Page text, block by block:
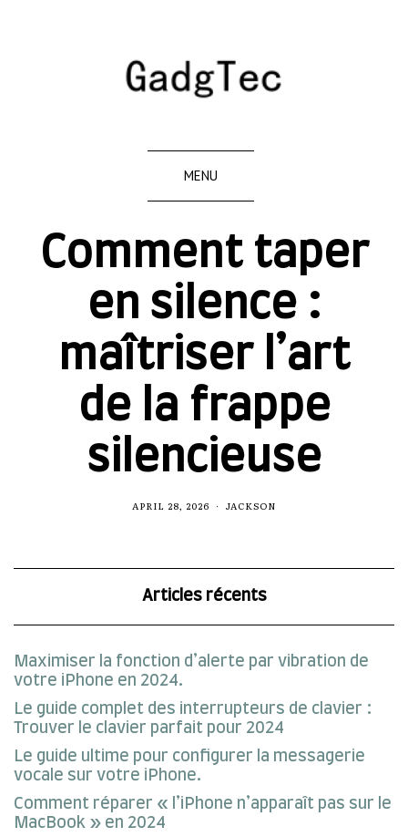
MENU
Comment taper
en silence :
maîtriser l’art
de la frappe
silencieuse
APRIL 28, 2026 JACKSON
Articles récents
Maximiser la fonction d’alerte par vibration de
votre iPhone en 2024.
Le guide complet des interrupteurs de clavier :
Trouver le clavier parfait pour 2024
Le guide ultime pour configurer la messagerie
vocale sur votre iPhone.
Comment réparer « l’iPhone n’apparaît pas sur le
MacBook » en 2024